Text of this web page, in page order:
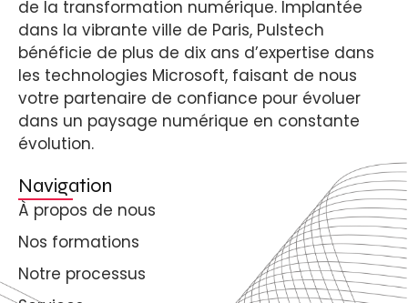
de la transformation numérique. Implantée
dans la vibrante ville de Paris, Pulstech
bénéficie de plus de dix ans d’expertise dans
les technologies Microsoft, faisant de nous
votre partenaire de confiance pour évoluer
dans un paysage numérique en constante
évolution.
Navigation
À propos de nous
Nos formations
Notre processus